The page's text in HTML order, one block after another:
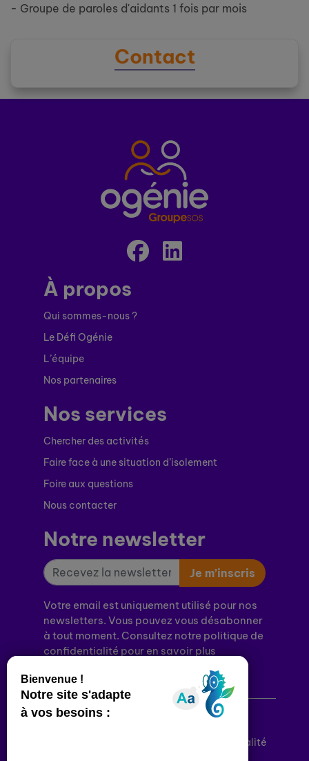
- Groupe de paroles d'aidants 1 fois par mois
Contact
À propos
Qui sommes-nous ?
Le Défi Ogénie
L’équipe
Nos partenaires
Nos services
Chercher des activités
Faire face à une situation d’isolement
Foire aux questions
Nous contacter
Notre newsletter
Je m’inscris
Votre email est uniquement utilisé pour nos
newsletters. Vous pouvez vous désabonner
à tout moment. Consultez notre politique de
confidentialité pour en savoir plus
Politique de confidentialité